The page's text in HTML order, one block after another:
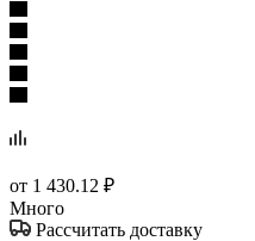
от 1 430.12 ₽
Много
Рассчитать доставку